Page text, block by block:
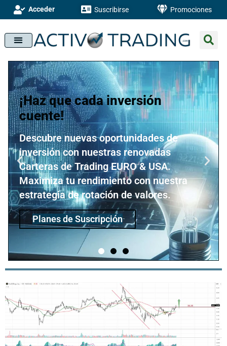
Acceder Suscribirse Promociones
¡Haz que cada inversión
cuente!
Descubre nuevas oportunidades de
inversión con nuestras renovadas
Carteras de Trading EURO & USA.
Maximiza tu rendimiento con nuestra
estrategia de rotación de valores.
Planes de Suscripción